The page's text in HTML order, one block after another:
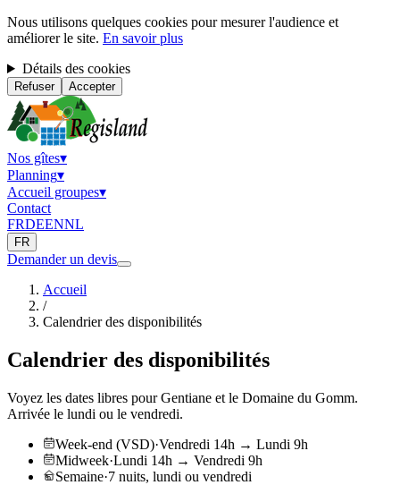
Nous utilisons quelques cookies pour mesurer l'audience et
améliorer le site. En savoir plus
Détails des cookies
Refuser Accepter
Nos gîtes▾
Planning▾
Accueil groupes▾
Contact
FRDEENNL
FR
Demander un devis
Accueil
/
Calendrier des disponibilités
Calendrier des disponibilités
Voyez les dates libres pour Gentiane et le Domaine du Gomm.
Arrivée le lundi ou le vendredi.
Week-end (VSD)·Vendredi 14h → Lundi 9h
Midweek·Lundi 14h → Vendredi 9h
Semaine·7 nuits, lundi ou vendredi